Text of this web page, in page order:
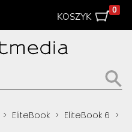
KOSZYK
0
> EliteBook > EliteBook 6 >